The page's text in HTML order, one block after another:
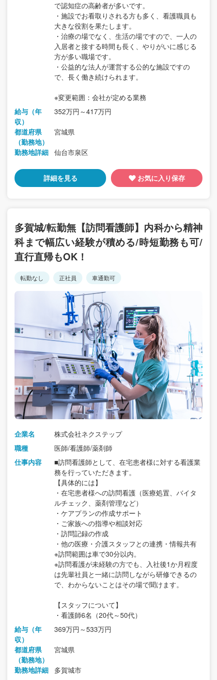
で認知症の高齢者が多いです。
・施設でお看取りされる方も多く、看護職員も
大きな役割を果たします。
・治療の場でなく、生活の場ですので、一人の
入居者と接する時間も長く、やりがいに感じる
方が多い職場です。
・公益的な法人が運営する公的な施設ですの
で、長く働き続けられます。
※変更範囲：会社が定める業務
給与（年
収）
352万円～417万円
都道府県
（勤務地）
宮城県
勤務地詳細 仙台市泉区
詳細を見る お気に入り保存
多賀城/転勤無【訪問看護師】内科から精神
科まで幅広い経験が積める/時短勤務も可/
直行直帰もOK！
転勤なし 正社員 車通勤可
企業名
株式会社ネクステップ
職種
医師/看護師/薬剤師
仕事内容
■訪問看護師として、在宅患者様に対する看護業
務を行っていただきます。
【具体的には】
・在宅患者様への訪問看護（医療処置、バイタ
ルチェック、薬剤管理など）
・ケアプランの作成サポート
・ご家族への指導や相談対応
・訪問記録の作成
・他の医療・介護スタッフとの連携・情報共有
※訪問範囲は車で30分以内。
※訪問看護が未経験の方でも、入社後1か月程度
は先輩社員と一緒に訪問しながら研修できるの
で、わからないことはその場で聞けます。
【スタッフについて】
・看護師6名（20代～50代）
給与（年
収）
369万円～533万円
都道府県
（勤務地）
宮城県
勤務地詳細 多賀城市